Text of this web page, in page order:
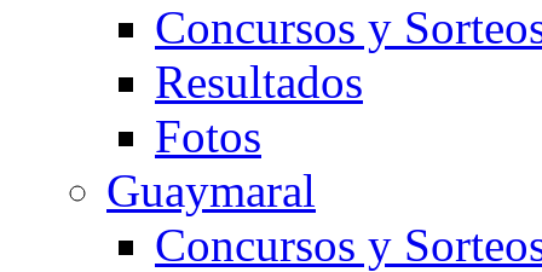
Concursos y
Resultados
Fotos
Guaymaral
Concursos y